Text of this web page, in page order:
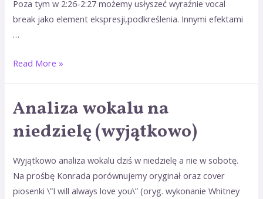
Poza tym w 2:26-2:27 możemy usłyszeć wyraźnie vocal
break jako element ekspresji,podkreślenia. Innymi efektami
…
Read More »
Analiza wokalu na
niedzielę (wyjątkowo)
Wyjątkowo analiza wokalu dziś w niedzielę a nie w sobotę.
Na prośbę Konrada porównujemy oryginał oraz cover
piosenki \”I will always love you\” (oryg. wykonanie Whitney
Analiza
na
(wyjątkowo)